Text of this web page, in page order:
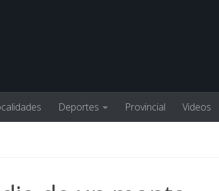
Deportes Provincial Videos